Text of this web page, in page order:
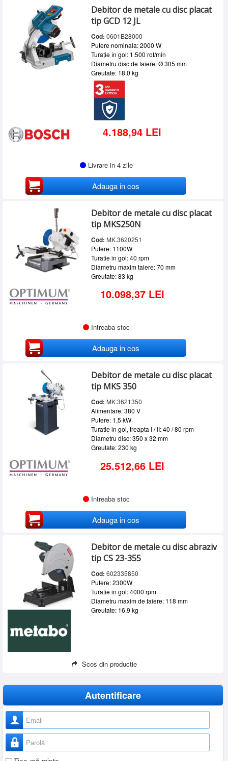
Debitor de metale cu disc placat
tip GCD 12 JL
Cod: 0601B28000
Putere nominala: 2000 W
Turaţie în gol: 1.500 rot/min
Diametru disc de taiere: Ø 305 mm
Greutate: 18,0 kg
4.188,94 LEI
Livrare in 4 zile
Adauga in cos
Debitor de metale cu disc placat
tip MKS250N
Cod: MK.3620251
Putere: 1100W
Turatie in gol: 40 rpm
Diametru maxim taiere: 70 mm
Greutate: 83 kg
10.098,37 LEI
Intreaba stoc
Adauga in cos
Debitor de metale cu disc placat
tip MKS 350
Cod: MK.3621350
Alimentare: 380 V
Putere: 1,5 kW
Turatie in gol, treapta I / II: 40 / 80 rpm
Diametru disc: 350 x 32 mm
Greutate: 230 kg
25.512,66 LEI
Intreaba stoc
Adauga in cos
Debitor de metale cu disc abraziv
tip CS 23-355
Cod: 602335850
Putere: 2300W
Turatie in gol: 4000 rpm
Diametru maxim de taiere: 118 mm
Greutate: 16.9 kg
Scos din productie
Autentificare
Nume utilizator
Parolă